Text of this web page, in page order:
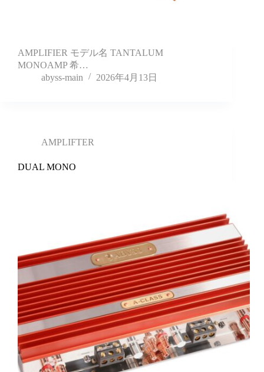
AMPLIFIER モデル名 TANTALUM
MONOAMP 希…
abyss-main
2026年4月13日
AMPLIFTER
DUAL MONO